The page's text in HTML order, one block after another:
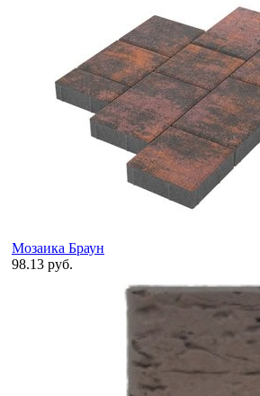
Мозаика Браун
98.13 руб.